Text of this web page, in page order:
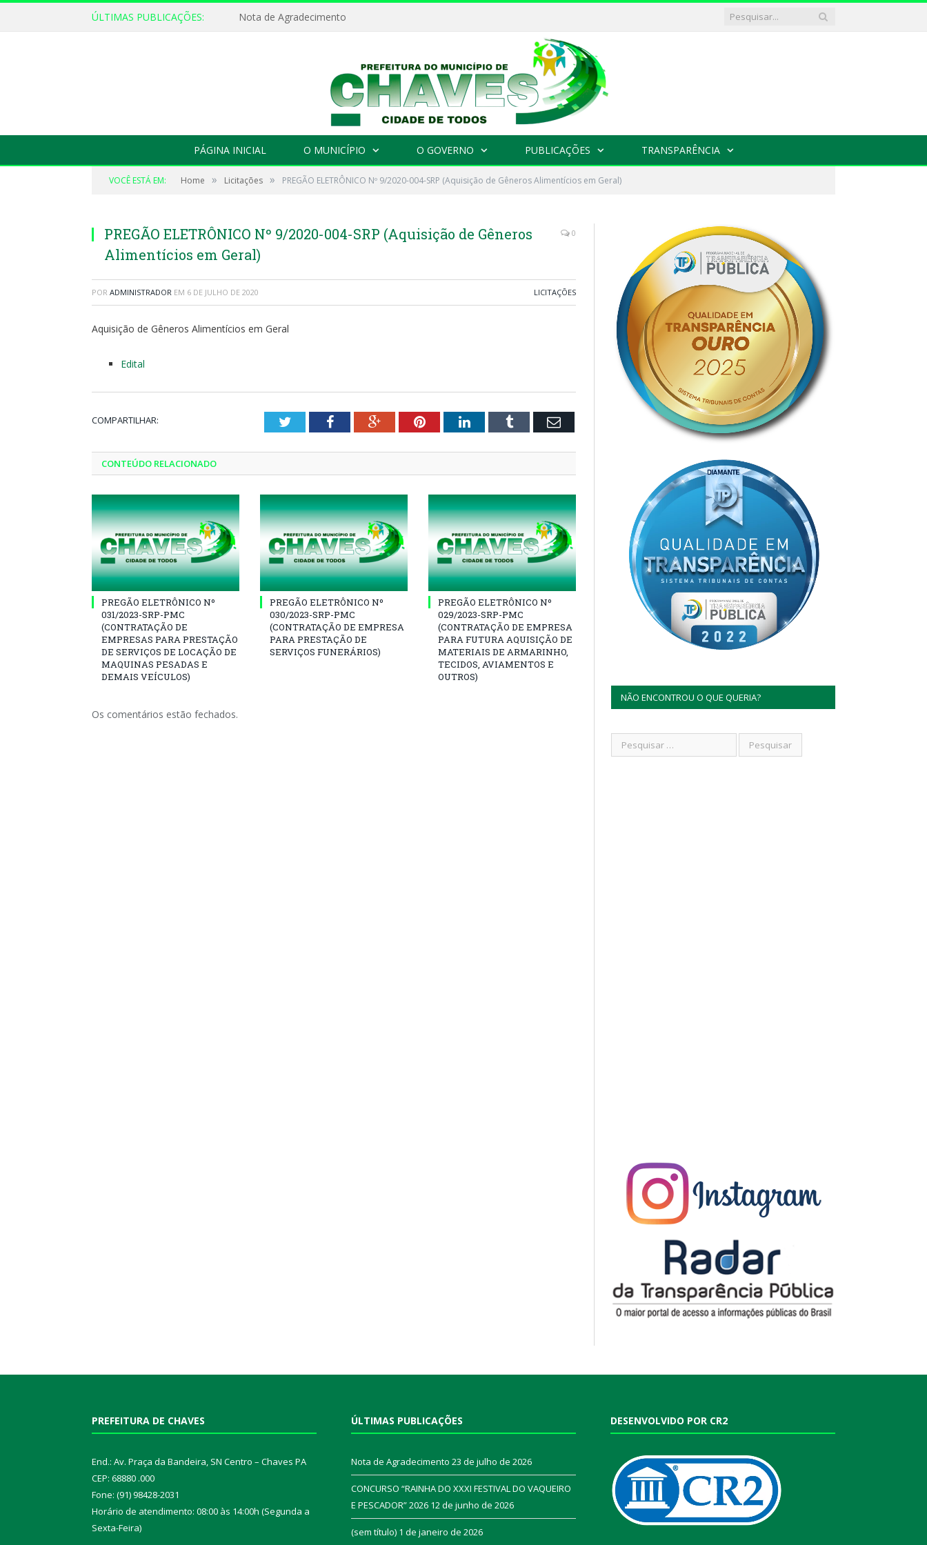
ÚLTIMAS PUBLICAÇÕES: Nota de Agradecimento
PÁGINA INICIAL O MUNICÍPIO O GOVERNO PUBLICAÇÕES TRANSPARÊNCIA
VOCÊ ESTÁ EM: Home » Licitações » PREGÃO ELETRÔNICO Nº 9/2020-004-SRP (Aquisição de Gêneros Alimentícios em Geral)
PREGÃO ELETRÔNICO Nº 9/2020-004-SRP (Aquisição de Gêneros
Alimentícios em Geral)
0
POR ADMINISTRADOR EM 6 DE JULHO DE 2020 LICITAÇÕES
Aquisição de Gêneros Alimentícios em Geral
Edital
COMPARTILHAR: TwitterFacebookGoogle+PinterestLinkedInTumblr Email
CONTEÚDO RELACIONADO
PREGÃO ELETRÔNICO Nº
031/2023-SRP-PMC
(CONTRATAÇÃO DE
EMPRESAS PARA PRESTAÇÃO
DE SERVIÇOS DE LOCAÇÃO DE
MAQUINAS PESADAS E
DEMAIS VEÍCULOS)
PREGÃO ELETRÔNICO Nº
030/2023-SRP-PMC
(CONTRATAÇÃO DE EMPRESA
PARA PRESTAÇÃO DE
SERVIÇOS FUNERÁRIOS)
PREGÃO ELETRÔNICO Nº
029/2023-SRP-PMC
(CONTRATAÇÃO DE EMPRESA
PARA FUTURA AQUISIÇÃO DE
MATERIAIS DE ARMARINHO,
TECIDOS, AVIAMENTOS E
OUTROS)
Os comentários estão fechados.
NÃO ENCONTROU O QUE QUERIA?
PREFEITURA DE CHAVES
End.: Av. Praça da Bandeira, SN Centro – Chaves PA
CEP: 68880 .000
Fone: (91) 98428-2031
Horário de atendimento: 08:00 às 14:00h (Segunda a
Sexta-Feira)
ÚLTIMAS PUBLICAÇÕES
Nota de Agradecimento 23 de julho de 2026
CONCURSO “RAINHA DO XXXI FESTIVAL DO VAQUEIRO
E PESCADOR” 2026 12 de junho de 2026
(sem título) 1 de janeiro de 2026
DESENVOLVIDO POR CR2